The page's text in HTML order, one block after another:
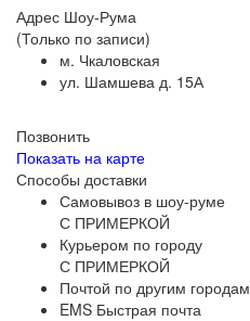
Адрес Шоу-Рума
(Только по записи)
м. Чкаловская
ул. Шамшева д. 15А
Позвонить
Показать на карте
Способы доставки
Самовывоз в шоу-руме
С ПРИМЕРКОЙ
Курьером по городу
С ПРИМЕРКОЙ
Почтой по другим городам
EMS Быстрая почта